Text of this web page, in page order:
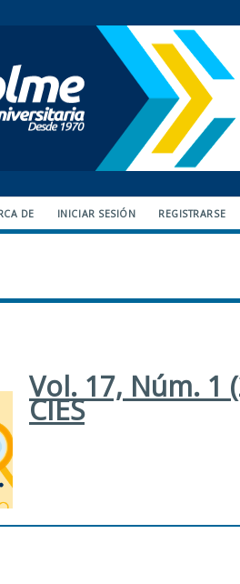
DE INICIAR SESIÓN REGISTRARSE
Vol. 17, Núm. 1
CIES